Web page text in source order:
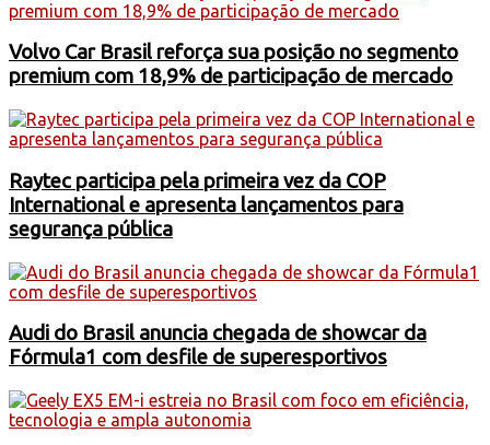
Volvo Car Brasil reforça sua posição no segmento
premium com 18,9% de participação de mercado
Raytec participa pela primeira vez da COP
International e apresenta lançamentos para
segurança pública
Audi do Brasil anuncia chegada de showcar da
Fórmula1 com desfile de superesportivos